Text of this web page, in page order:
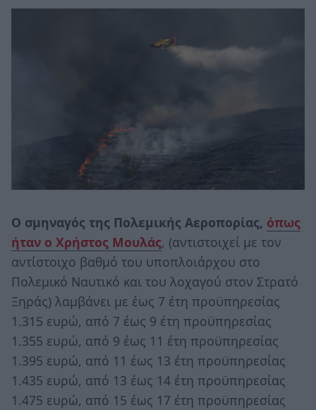
Ο σμηναγός της Πολεμικής Αεροπορίας, όπως
ήταν ο Χρήστος Μουλάς, (αντιστοιχεί με τον
αντίστοιχο βαθμό του υποπλοιάρχου στο
Πολεμικό Ναυτικό και του λοχαγού στον Στρατό
Ξηράς) λαμβάνει με έως 7 έτη προϋπηρεσίας
1.315 ευρώ, από 7 έως 9 έτη προϋπηρεσίας
1.355 ευρώ, από 9 έως 11 έτη προϋπηρεσίας
1.395 ευρώ, από 11 έως 13 έτη προϋπηρεσίας
1.435 ευρώ, από 13 έως 14 έτη προϋπηρεσίας
1.475 ευρώ, από 15 έως 17 έτη προϋπηρεσίας